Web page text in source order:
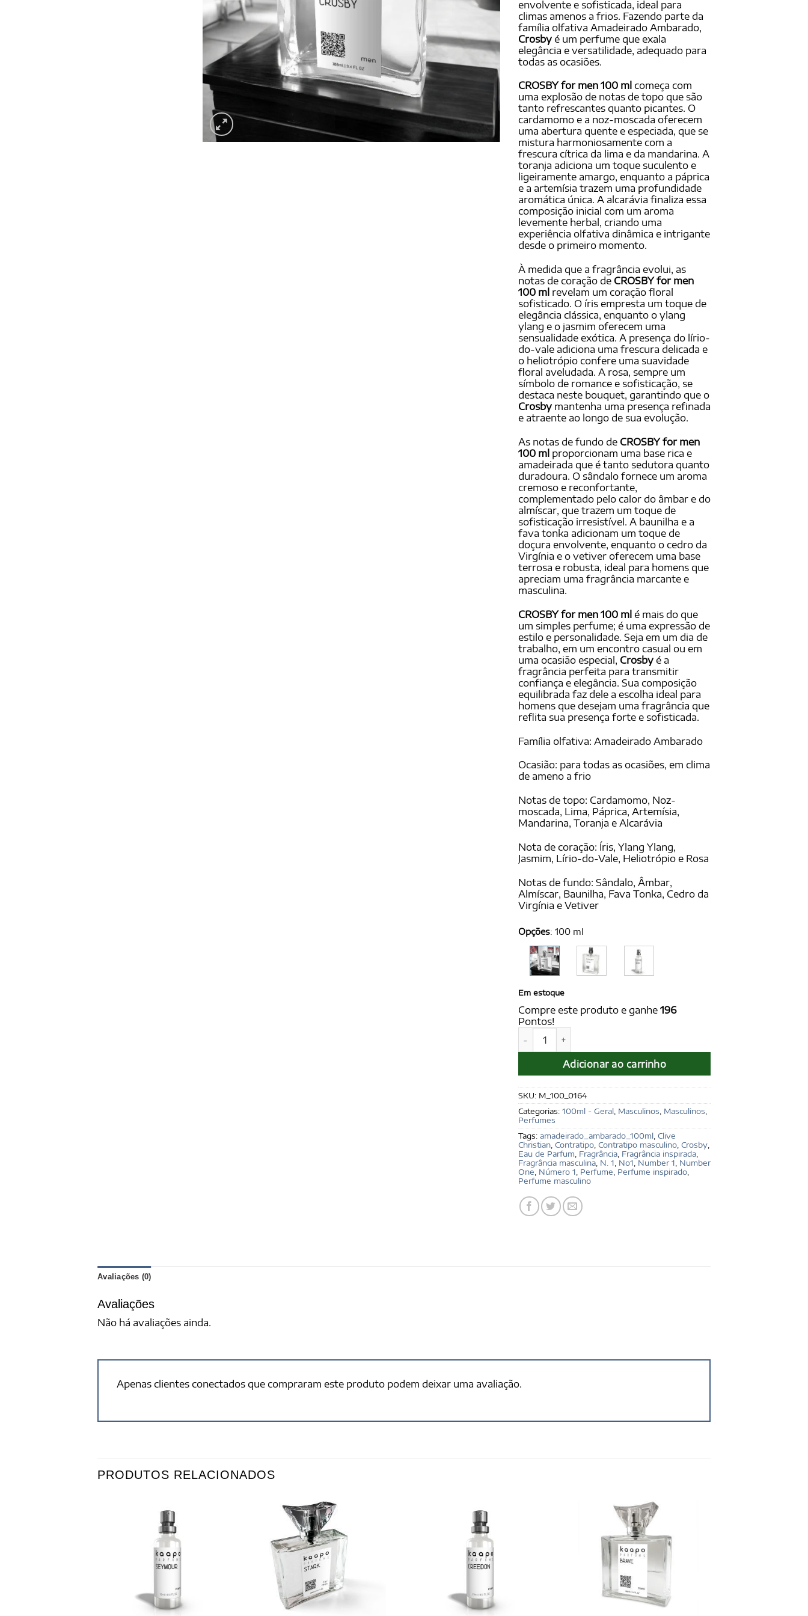
envolvente e sofisticada, ideal para
climas amenos a frios. Fazendo parte da
família olfativa Amadeirado Ambarado,
Crosby é um perfume que exala
elegância e versatilidade, adequado para
todas as ocasiões.
CROSBY for men 100 ml começa com
uma explosão de notas de topo que são
tanto refrescantes quanto picantes. O
cardamomo e a noz-moscada oferecem
uma abertura quente e especiada, que se
mistura harmoniosamente com a
frescura cítrica da lima e da mandarina. A
toranja adiciona um toque suculento e
ligeiramente amargo, enquanto a páprica
e a artemísia trazem uma profundidade
aromática única. A alcarávia finaliza essa
composição inicial com um aroma
levemente herbal, criando uma
experiência olfativa dinâmica e intrigante
desde o primeiro momento.
À medida que a fragrância evolui, as
notas de coração de CROSBY for men
100 ml revelam um coração floral
sofisticado. O íris empresta um toque de
elegância clássica, enquanto o ylang
ylang e o jasmim oferecem uma
sensualidade exótica. A presença do lírio-
do-vale adiciona uma frescura delicada e
o heliotrópio confere uma suavidade
floral aveludada. A rosa, sempre um
símbolo de romance e sofisticação, se
destaca neste bouquet, garantindo que o
Crosby mantenha uma presença refinada
e atraente ao longo de sua evolução.
As notas de fundo de CROSBY for men
100 ml proporcionam uma base rica e
amadeirada que é tanto sedutora quanto
duradoura. O sândalo fornece um aroma
cremoso e reconfortante,
complementado pelo calor do âmbar e do
almíscar, que trazem um toque de
sofisticação irresistível. A baunilha e a
fava tonka adicionam um toque de
doçura envolvente, enquanto o cedro da
Virgínia e o vetiver oferecem uma base
terrosa e robusta, ideal para homens que
apreciam uma fragrância marcante e
masculina.
CROSBY for men 100 ml é mais do que
um simples perfume; é uma expressão de
estilo e personalidade. Seja em um dia de
trabalho, em um encontro casual ou em
uma ocasião especial, Crosby é a
fragrância perfeita para transmitir
confiança e elegância. Sua composição
equilibrada faz dele a escolha ideal para
homens que desejam uma fragrância que
reflita sua presença forte e sofisticada.
Família olfativa: Amadeirado Ambarado
Ocasião: para todas as ocasiões, em clima
de ameno a frio
Notas de topo: Cardamomo, Noz-
moscada, Lima, Páprica, Artemísia,
Mandarina, Toranja e Alcarávia
Nota de coração: Íris, Ylang Ylang,
Jasmim, Lírio-do-Vale, Heliotrópio e Rosa
Notas de fundo: Sândalo, Âmbar,
Almíscar, Baunilha, Fava Tonka, Cedro da
Virgínia e Vetiver
Opções: 100 ml
Em estoque
Compre este produto e ganhe 196
Pontos!
Adicionar ao carrinho
SKU: M_100_0164
Categorias: 100ml - Geral, Masculinos, Masculinos,
Perfumes
Tags: amadeirado_ambarado_100ml, Clive
Christian, Contratipo, Contratipo masculino, Crosby,
Eau de Parfum, Fragrância, Fragrância inspirada,
Fragrância masculina, N. 1, No1, Number 1, Number
One, Número 1, Perfume, Perfume inspirado,
Perfume masculino
Avaliações (0)
Avaliações
Não há avaliações ainda.
Apenas clientes conectados que compraram este produto podem deixar uma avaliação.
PRODUTOS RELACIONADOS